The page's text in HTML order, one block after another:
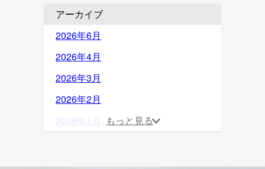
アーカイブ
2026年6月
2026年4月
2026年3月
2026年2月
2026年1月
もっと見る